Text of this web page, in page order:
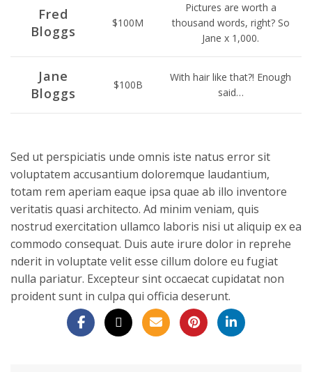
Fred
Bloggs
$100M
Pictures are worth a
thousand words, right? So
Jane x 1,000.
Jane
Bloggs
$100B
With hair like that?! Enough
said…
Sed ut perspiciatis unde omnis iste natus error sit
voluptatem accusantium doloremque laudantium,
totam rem aperiam eaque ipsa quae ab illo inventore
veritatis quasi architecto. Ad minim veniam, quis
nostrud exercitation ullamco laboris nisi ut aliquip ex ea
commodo consequat. Duis aute irure dolor in reprehe
nderit in voluptate velit esse cillum dolore eu fugiat
nulla pariatur. Excepteur sint occaecat cupidatat non
proident sunt in culpa qui officia deserunt.